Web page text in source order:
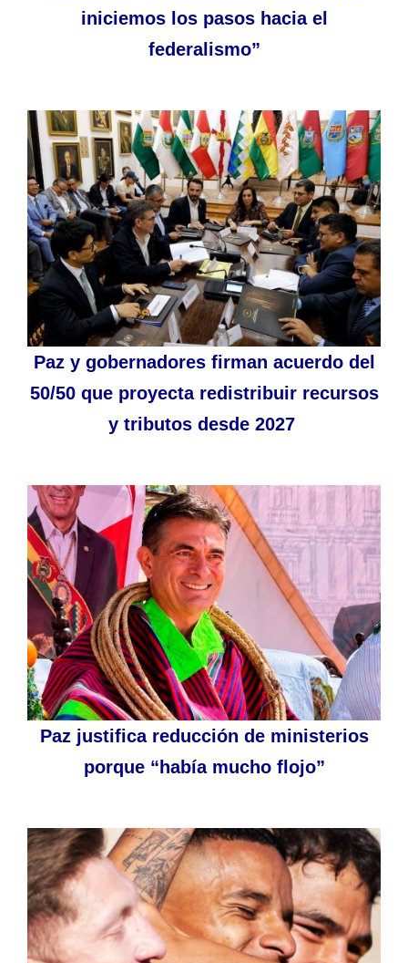
iniciemos los pasos hacia el
federalismo”
Paz y gobernadores firman acuerdo del
50/50 que proyecta redistribuir recursos
y tributos desde 2027
Paz justifica reducción de ministerios
porque “había mucho flojo”